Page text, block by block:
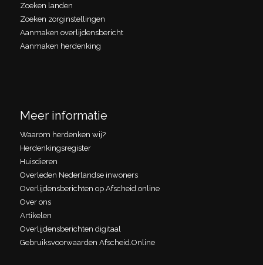
Zoeken landen
Zoeken zorginstellingen
Aanmaken overlijdensbericht
Aanmaken herdenking
Meer informatie
Waarom herdenken wij?
Herdenkingsregister
Huisdieren
Overleden Nederlandse inwoners
Overlijdensberichten op Afscheid.online
Over ons
Artikelen
Overlijdensberichten digitaal
Gebruiksvoorwaarden Afscheid.Online